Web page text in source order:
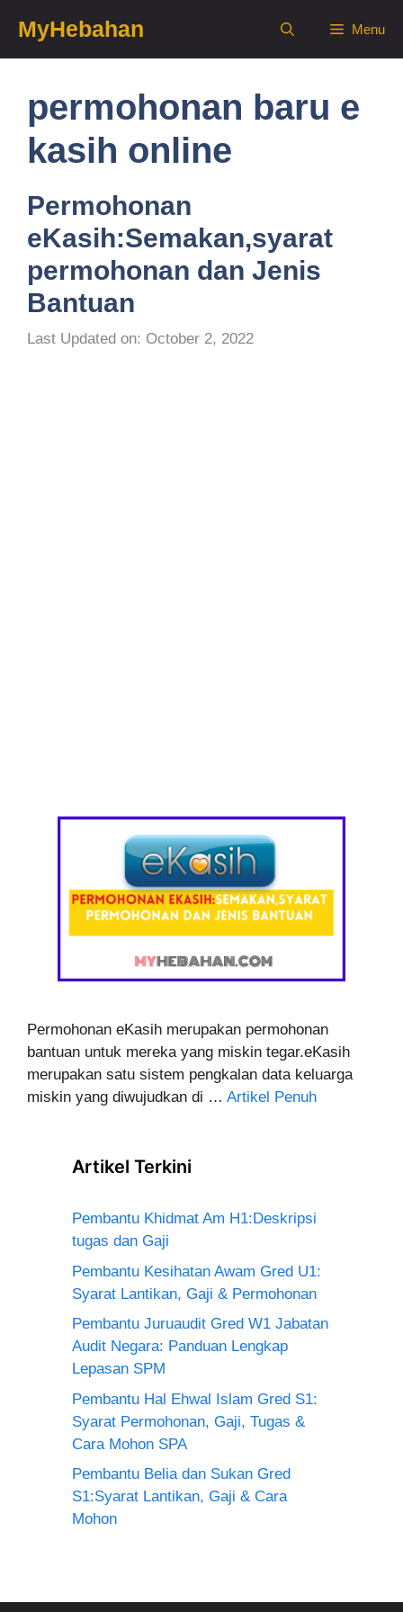
content
MyHebahan Menu
permohonan baru e
kasih online
Permohonan
eKasih:Semakan,syarat
permohonan dan Jenis
Bantuan
Last Updated on: October 2, 2022
Permohonan eKasih merupakan permohonan
bantuan untuk mereka yang miskin tegar.eKasih
merupakan satu sistem pengkalan data keluarga
miskin yang diwujudkan di … Artikel Penuh
Artikel Terkini
Pembantu Khidmat Am H1:Deskripsi
tugas dan Gaji
Pembantu Kesihatan Awam Gred U1:
Syarat Lantikan, Gaji & Permohonan
Pembantu Juruaudit Gred W1 Jabatan
Audit Negara: Panduan Lengkap
Lepasan SPM
Pembantu Hal Ehwal Islam Gred S1:
Syarat Permohonan, Gaji, Tugas &
Cara Mohon SPA
Pembantu Belia dan Sukan Gred
S1:Syarat Lantikan, Gaji & Cara
Mohon